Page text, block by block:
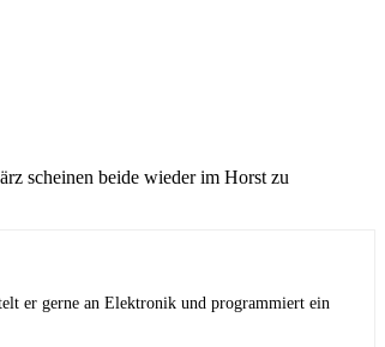
scheinen beide wieder im Horst zu
er gerne an Elektronik und programmiert ein